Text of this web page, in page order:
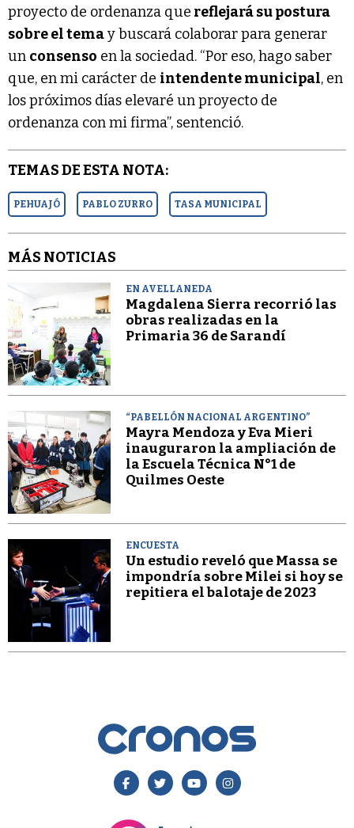
proyecto de ordenanza que reflejará su postura
sobre el temay buscará colaborar para generar
un consenso en la sociedad. “Por eso, hago saber
que, en mi carácter de intendente municipal, en
los próximos días elevaré un proyecto de
ordenanza con mi firma”, sentenció.
TEMAS DE ESTA NOTA:
PEHUAJÓ PABLO ZURRO TASA MUNICIPAL
MÁS NOTICIAS
EN AVELLANEDA
Magdalena Sierra recorrió las
obras realizadas en la
Primaria 36 de Sarandí
“PABELLÓN NACIONAL ARGENTINO”
Mayra Mendoza y Eva Mieri
inauguraron la ampliación de
la Escuela Técnica N°1 de
Quilmes Oeste
ENCUESTA
Un estudio reveló que Massa se
impondría sobre Milei si hoy se
repitiera el balotaje de 2023